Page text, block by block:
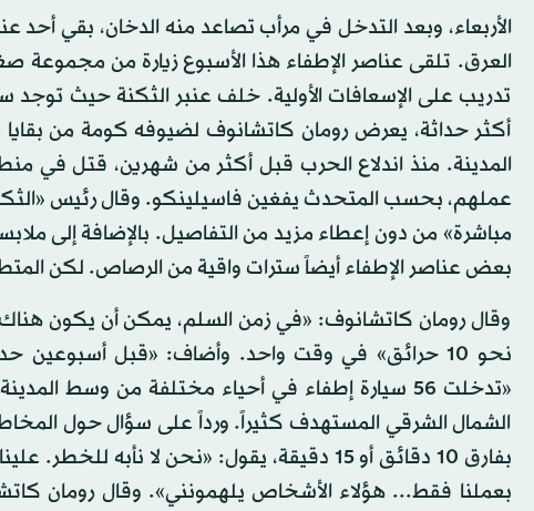
الأربعاء، وبعد التدخل في مرأب تصاعد منه الدخان، بقي
العرق. تلقى عناصر الإطفاء هذا الأسبوع زيارة من مجموعة
تدريب على الإسعافات الأولية. خلف عنبر الثكنة حيث توجد
أكثر حداثة، يعرض رومان كاتشانوف لضيوفه كومة من
بعض عناصر الإطفاء أيضاً سترات واقية من الرصاص. لكن
وقال رومان كاتشانوف: «في زمن السلم، يمكن أن يكون
نحو 10 حرائق» في وقت واحد. وأضاف: «قبل
«تدخلت 56 سيارة إطفاء في أحياء مختلفة من وسط
الشمال الشرقي المستهدف كثيراً. ورداً على سؤال حول
بفارق 10 دقائق أو 15 دقيقة، يقول: «نحن لا